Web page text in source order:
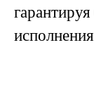
Футболки